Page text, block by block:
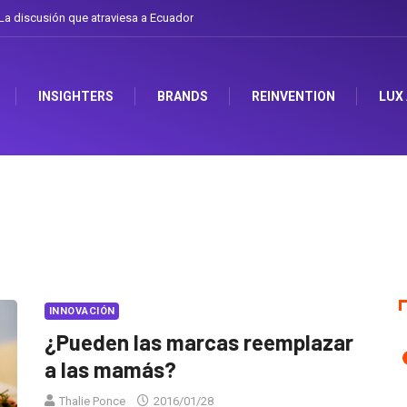
discusión que atraviesa a Ecuador
INSIGHTERS BRANDS REINVENTION LUX
INNOVACIÓN
¿Pueden las marcas reemplazar
a las mamás?
Thalie Ponce 2016/01/28